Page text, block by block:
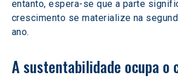
entanto, espera-se que a parte
crescimento se materialize na
ano.
A sustentabilidade ocupa o